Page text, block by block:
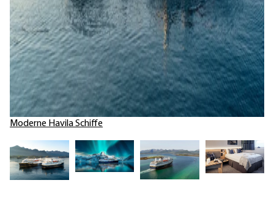
Moderne Havila Schiffe